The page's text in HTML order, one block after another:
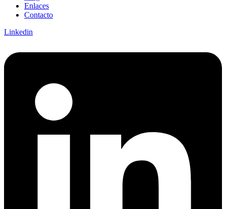
Enlaces
Contacto
Linkedin